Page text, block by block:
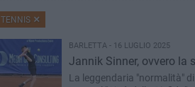
TENNIS
BARLETTA - 16 LUGLIO 2025
Jannik Sinner, ovvero la
La leggendaria "normalità" di un ragazzo